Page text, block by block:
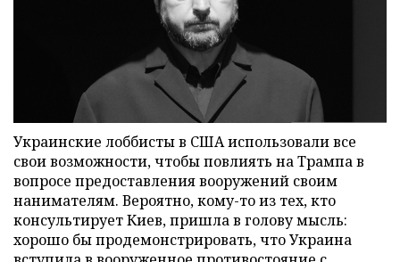
Украинские лоббисты в США использовали все
свои возможности, чтобы повлиять на Трампа в
вопросе предоставления вооружений своим
нанимателям. Вероятно, кому-то из тех, кто
консультирует Киев, пришла в голову мысль:
хорошо бы продемонстрировать, что Украина